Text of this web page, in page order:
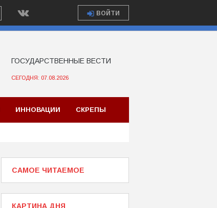
ВОЙТИ
ГОСУДАРСТВЕННЫЕ ВЕСТИ
СЕГОДНЯ: 07.08.2026
ИННОВАЦИИ СКРЕПЫ
САМОЕ ЧИТАЕМОЕ
КАРТИНА ДНЯ